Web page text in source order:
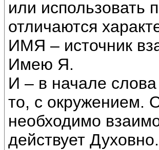
или использовать
отличаются
ИМЯ – источник
Имею Я.
И – в начале
то, с окружением.
необходимо
действует Духовно.